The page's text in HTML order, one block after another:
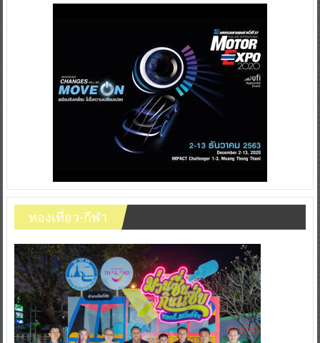
ท่องเที่ยว-กีฬา